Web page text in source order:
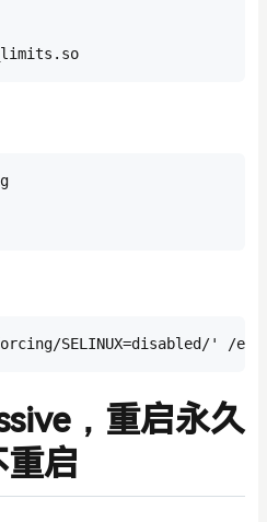
SELINUX=disabled/' /
，重启永久
启